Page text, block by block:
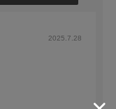
2025.7.28